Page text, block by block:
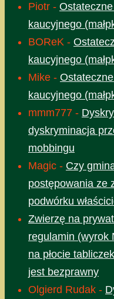
Piotr -
kaucyjnego
BOReK -
kaucyjnego
Mike -
kaucyjnego
mmm777 -
dyskryminacja
mobbingu
Magic - Czy
postępowania ze
podwórku
Zwierzę na
regulamin (wyrok
na płocie
jest bezprawny
Olgierd Rudak -